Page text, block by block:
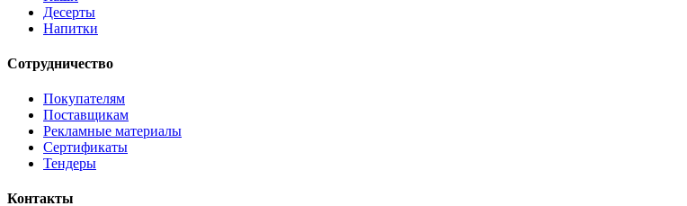
Десерты
Напитки
Сотрудничество
Покупателям
Поставщикам
Рекламные материалы
Сертификаты
Тендеры
Контакты